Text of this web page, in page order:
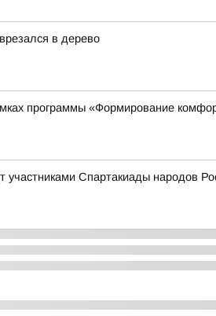
в дерево
программы «Формирование
участниками Спартакиады народов